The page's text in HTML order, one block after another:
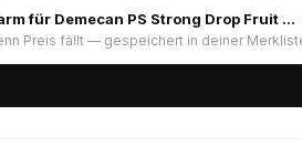
für Demecan PS Strong Drop Fruit …
Preis fällt — gespeichert in deiner